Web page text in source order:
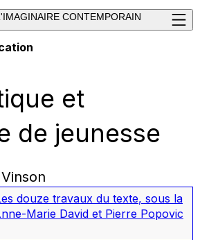
CONTEMPORAIN
et
de jeunesse
douze travaux du texte, sous la
Marie David et Pierre Popovic